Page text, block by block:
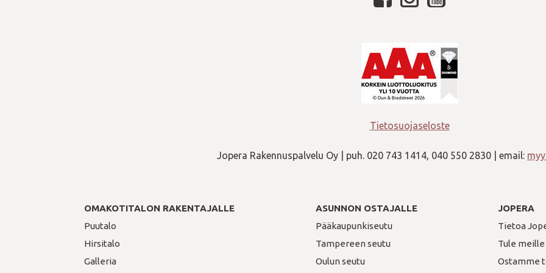
Tietosuojaseloste
Jopera Rakennuspalvelu Oy | puh. 020 743 1414, 040 550 2830 | email:
OMAKOTITALON RAKENTAJALLE
Puutalo
Hirsitalo
Galleria
ASUNNON OSTAJALLE
Pääkaupunkiseutu
Tampereen seutu
Oulun seutu
JOPERA
Tietoa
Tule
Ostamme